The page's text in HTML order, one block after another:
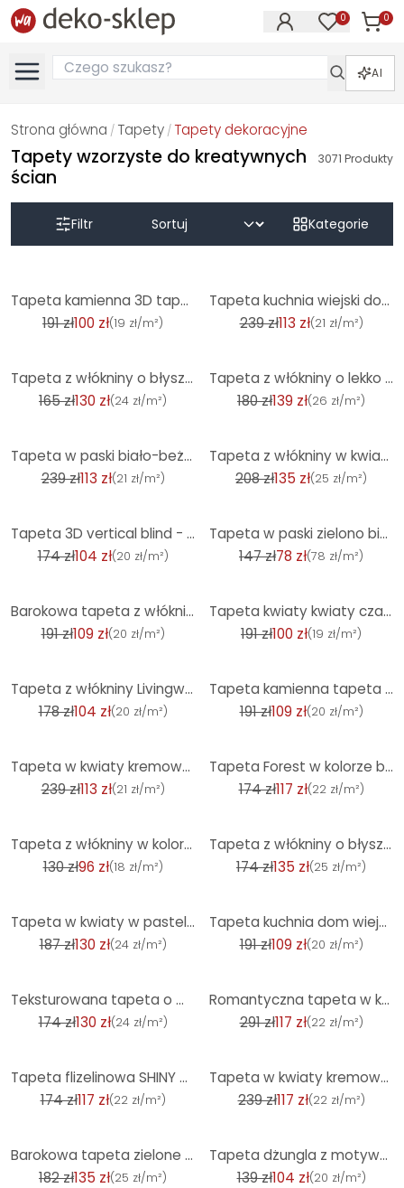
0 0
AI
Strona główna / Tapety /Tapety dekoracyjne
Tapety wzorzyste do kreatywnych
ścian
3071 Produkty
Filtr Kategorie
Tapeta kamienna 3D tapeta kamienna brązowa tapeta włókninowa efekt kamienia salon, kuchnia
191 zł100 zł(19 zł/m²)
Tapeta kuchnia wiejski dom paski włóknina tapeta jasnoniebieski biały skandynawski jadalnia przez A.
239 zł113 zł(21 zł/m²)
Tapeta z włókniny o błyszczącej, szorstkiej fakturze o wyglądzie zielonego betonu
165 zł130 zł(24 zł/m²)
Tapeta z włókniny o lekko błyszczącym, czarnym, gładkim wyglądzie betonu
180 zł139 zł(26 zł/m²)
Tapeta w paski biało-beżowa - włókninowa tapeta artystyczna A.S. Création - matowa i lekko teksturow
239 zł113 zł(21 zł/m²)
Tapeta z włókniny w kwiaty żółto-zielona - tapeta w kwiaty w stylu retro - tapeta z wzorem vintage
208 zł135 zł(25 zł/m²)
Tapeta 3D vertical blind - tapeta włókninowa o wyglądzie drewna firmy A.S. Creation w kolorze beżowy
174 zł104 zł(20 zł/m²)
Tapeta w paski zielono biała - tapeta flizelinowa A.S. Création
147 zł78 zł(78 zł/m²)
Barokowa tapeta z włókniny Livingwalls Metropolitan Stories Barokowa tapeta A.S. Création 379011 w k
191 zł109 zł(20 zł/m²)
Tapeta kwiaty kwiaty czarny czerwony vintage kwiatowy tapeta pokój dzienny włóknina tapeta
191 zł100 zł(19 zł/m²)
Tapeta z włókniny Livingwalls Metropolitan Stories tapeta dżungla Nala Cape Town brązowy, żółty, zie
178 zł104 zł(20 zł/m²)
Tapeta kamienna tapeta o wyglądzie kamienia 3D tapeta włókninowa ceglana czerwona beżowa do salonu
191 zł109 zł(20 zł/m²)
Tapeta w kwiaty kremowo-szara - tapeta z włókniny Country House A.S. Création - matowa, jasna faktur
239 zł113 zł(21 zł/m²)
Tapeta Forest w kolorze brązowo-miedzianym - tapeta z włókniny z motywem natury
174 zł117 zł(22 zł/m²)
Tapeta z włókniny w kolorze beżowym o wyglądzie betonu, wyglądająca na gładką
130 zł96 zł(18 zł/m²)
Tapeta z włókniny o błyszczącej, szorstkiej fakturze o wyglądzie antracytowego tynku
174 zł135 zł(25 zł/m²)
Tapeta w kwiaty w pastelowych kolorach - tapeta w kwiaty w stylu retro - tapeta z włókniny
187 zł130 zł(24 zł/m²)
Tapeta kuchnia dom wiejski włóknina tapeta kwiatowa włóknina tapeta kwiat łąka fioletowy biały zielo
191 zł109 zł(20 zł/m²)
Teksturowana tapeta o wyglądzie lnu Beżowo-kremowa - Geometryczne Próbki
174 zł130 zł(24 zł/m²)
Romantyczna tapeta w kwiaty Trwała tapeta z włókniny Floral by A.S. Création Pink Orange 386363
291 zł117 zł(22 zł/m²)
Tapeta flizelinowa SHINY CONCRETE Elle Decoration 4, niebieska
174 zł117 zł(22 zł/m²)
Tapeta w kwiaty kremowa zieleń - tapeta flizelinowa Country House A.S. Création - matowa, jasna fakt
239 zł117 zł(22 zł/m²)
Barokowa tapeta zielone złoto - Tapeta z włókniny z wzorem ornamentowym - elegancka tapeta z wzorem
182 zł135 zł(25 zł/m²)
Tapeta dżungla z motywem liści beżowo-brązowa - egzotyczna tapeta z włókniny nowoczesna i elegancka
139 zł104 zł(20 zł/m²)